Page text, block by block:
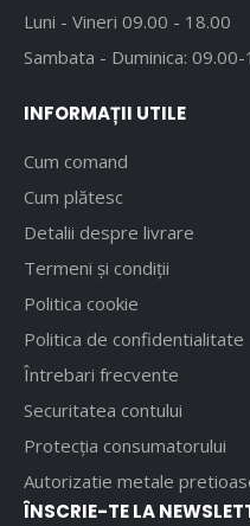
Luni - Vineri 09.00 - 18.00
Sambata - Duminica:
INFORMAȚII UTILE
Cum comand
Cum plătesc
Detalii despre livrare
Termeni și condiții
Politica cookie
Politica de confidentialitate
Întrebari frecvente
Securitatea contului
Protecția consumatorului
Autorizatie metale
ÎNSCRIE-TE LA